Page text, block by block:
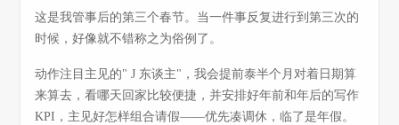
这是我管事后的第三个春节。当一件事反复进行到第三次的
时候，好像就不错称之为俗例了。
动作注目主见的" J 东谈主"，我会提前泰半个月对着日期算
来算去，看哪天回家比较便捷，并安排好年前和年后的写作
KPI，主见好怎样组合请假——优先凑调休，临了是年假。